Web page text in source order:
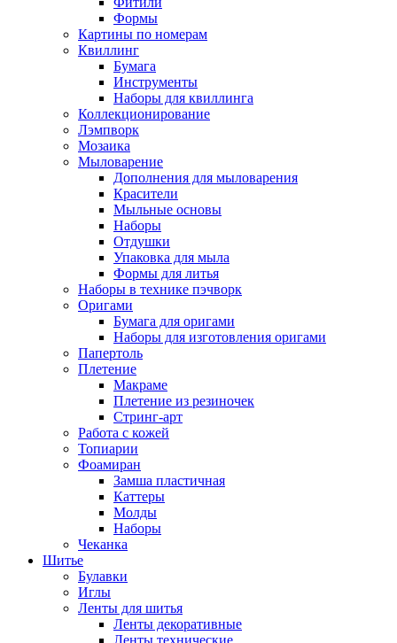
Формы
Картины по номерам
Квиллинг
Бумага
Инструменты
Наборы для квиллинга
Коллекционирование
Лэмпворк
Мозаика
Мыловарение
Дополнения для мыловарения
Красители
Мыльные основы
Наборы
Отдушки
Упаковка для мыла
Формы для литья
Наборы в технике пэчворк
Оригами
Бумага для оригами
Наборы для изготовления оригами
Папертоль
Плетение
Макраме
Плетение из резиночек
Стринг-арт
Работа с кожей
Топиарии
Фоамиран
Замша пластичная
Каттеры
Молды
Наборы
Чеканка
Шитье
Булавки
Иглы
Ленты для шитья
Ленты декоративные
Ленты технические